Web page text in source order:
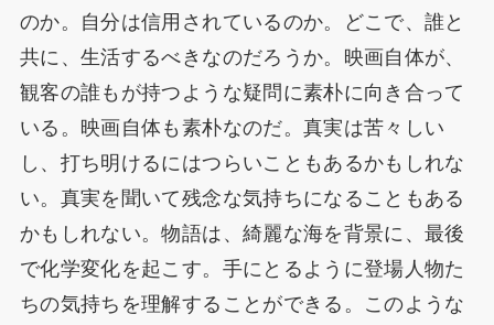
のか。自分は信用されているのか。どこで、誰と
共に、生活するべきなのだろうか。映画自体が、
観客の誰もが持つような疑問に素朴に向き合って
いる。映画自体も素朴なのだ。真実は苦々しい
し、打ち明けるにはつらいこともあるかもしれな
い。真実を聞いて残念な気持ちになることもある
かもしれない。物語は、綺麗な海を背景に、最後
で化学変化を起こす。手にとるように登場人物た
ちの気持ちを理解することができる。このような